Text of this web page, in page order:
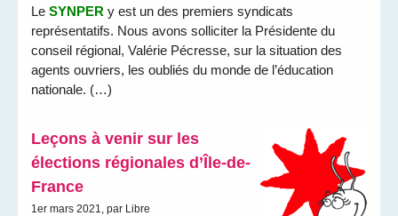
LeSYNPER y est un des premiers syndicats
représentatifs. Nous avons solliciter la Présidente du
conseil régional, Valérie Pécresse, sur la situation des
agents ouvriers, les oubliés du monde de l’éducation
nationale. (…)
Leçons à venir sur les
élections régionales d’Île-de-
France
1er mars 2021, par Libre